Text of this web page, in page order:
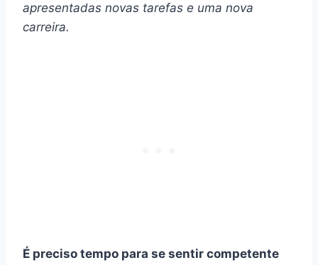
apresentadas novas tarefas e uma nova
carreira.
É preciso tempo para se sentir competente